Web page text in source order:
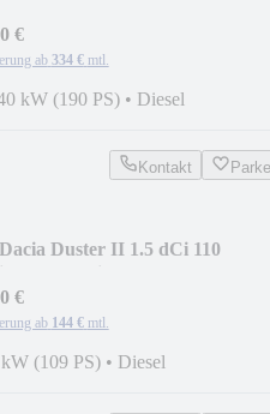
€
ab 334 € mtl.
kW (190 PS) • Diesel
Kontakt
Dacia Duster II 1.5 dCi 110
€
ab 144 € mtl.
(109 PS) • Diesel